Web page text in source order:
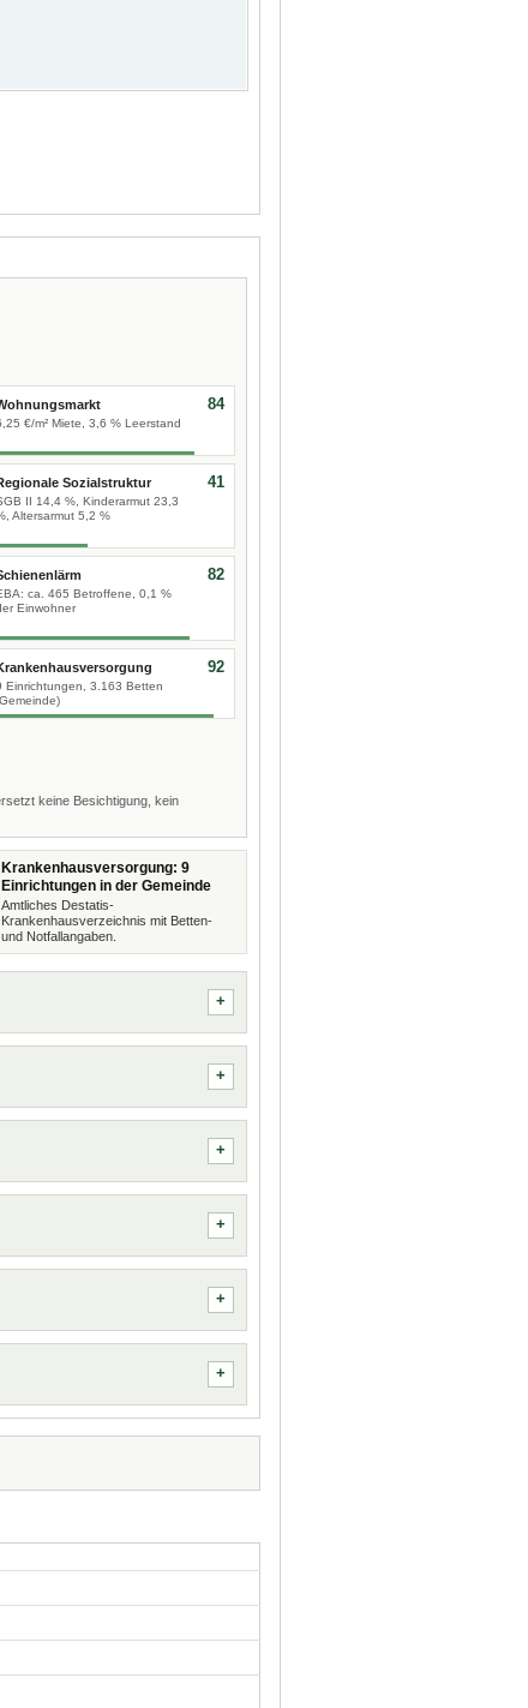
€/m² Miete, 3,6 % Leerstand
84
Sozialstruktur
II 14,4 %, Kinderarmut 23,3
Altersarmut 5,2 %
41
ca. 465 Betroffene, 0,1 %
Einwohner
82
Einrichtungen, 3.163 Betten
92
keine Besichtigung, kein
Krankenhausversorgung: 9
Einrichtungen in der Gemeinde
Amtliches Destatis-
Krankenhausverzeichnis mit Betten-
und Notfallangaben.